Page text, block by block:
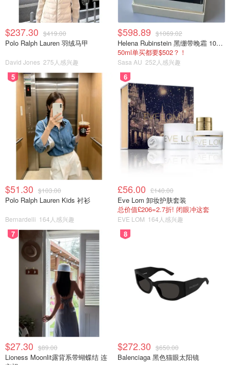
$237.30 $419.00
Polo Ralph Lauren 羽绒马甲
David Jones 275人感兴趣
$598.89 $1069.02
Helena Rubinstein 黑绷带晚霜 100ml
50ml单买都要$502？！
Sasa AU 252人感兴趣
5
$51.30 $103.00
Polo Ralph Lauren Kids 衬衫
Bernardelli 164人感兴趣
6
£56.00 £140.00
Eve Lom 卸妆护肤套装
总价值£206=2.7折! 闭眼冲这套
EVE LOM 164人感兴趣
7
$27.30 $89.00
Lioness Moonlit露背系带蝴蝶结 连
8
$272.30 $650.00
Balenciaga 黑色猫眼太阳镜